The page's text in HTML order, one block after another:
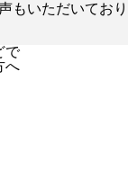
もいただいており
で
へ